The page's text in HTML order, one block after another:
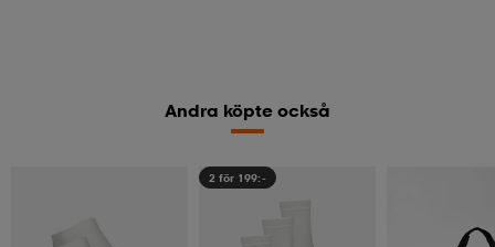
Andra köpte också
2 för 199:-